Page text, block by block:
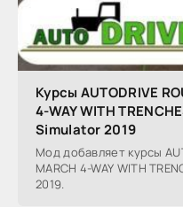
Курсы AUTODRIVE
4-WAY WITH
Simulator 2019
Мод добавляет курсы
MARCH 4-WAY WITH
2019.